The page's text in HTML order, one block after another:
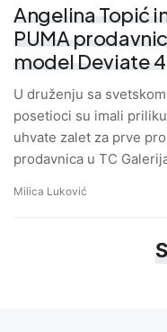
Angelina Topić
PUMA
model Deviate 4
U druženju sa
posetioci su imali
uhvate zalet za prve
prodavnica u TC
Milica Luković